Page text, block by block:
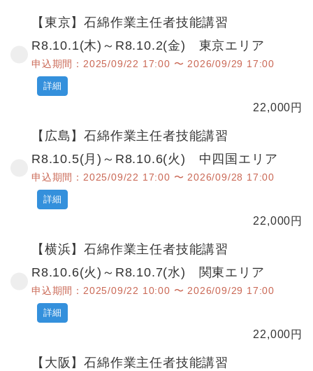
【東京】石綿作業主任者技能講習
R8.10.1(木)～R8.10.2(金) 東京エリア
申込期間：2025/09/22 17:00 〜 2026/09/29 17:00
詳細
22,000円
【広島】石綿作業主任者技能講習
R8.10.5(月)～R8.10.6(火) 中四国エリア
申込期間：2025/09/22 17:00 〜 2026/09/28 17:00
詳細
22,000円
【横浜】石綿作業主任者技能講習
R8.10.6(火)～R8.10.7(水) 関東エリア
申込期間：2025/09/22 10:00 〜 2026/09/29 17:00
詳細
22,000円
【大阪】石綿作業主任者技能講習